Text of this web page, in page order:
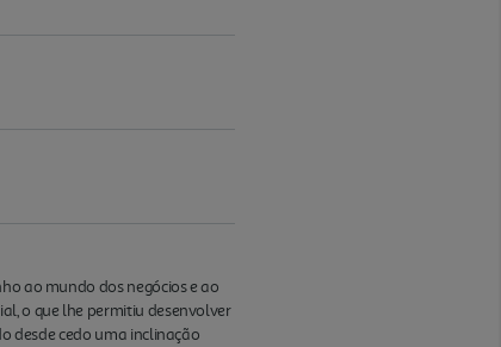
ao mundo dos negócios e ao
o que lhe permitiu desenvolver
desde cedo uma inclinação